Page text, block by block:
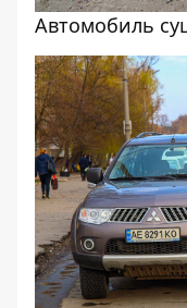
Автомобиль